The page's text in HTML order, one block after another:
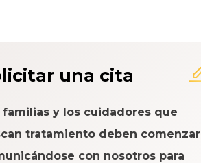
una cita
familias y los cuidadores que
tratamiento deben comenzar
con nosotros para